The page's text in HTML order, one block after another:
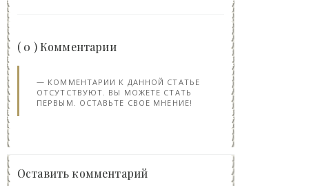
( 0 ) Комментарии
КОММЕНТАРИИ К ДАННОЙ СТАТЬЕ
ОТСУТСТВУЮТ. ВЫ МОЖЕТЕ СТАТЬ
ПЕРВЫМ. ОСТАВЬТЕ СВОЕ МНЕНИЕ!
Оставить комментарий